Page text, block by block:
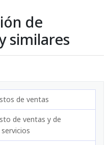
de
similares
de ventas
de ventas y de